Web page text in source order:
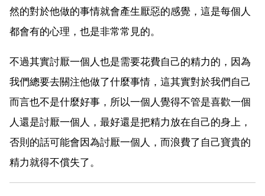
然的對於他做的事情就會產生厭惡的感覺，這是每個人
都會有的心理，也是非常常見的。
不過其實討厭一個人也是需要花費自己的精力的，因為
我們總要去關注他做了什麼事情，這其實對於我們自己
而言也不是什麼好事，所以一個人覺得不管是喜歡一個
人還是討厭一個人，最好還是把精力放在自己的身上，
否則的話可能會因為討厭一個人，而浪費了自己寶貴的
精力就得不償失了。